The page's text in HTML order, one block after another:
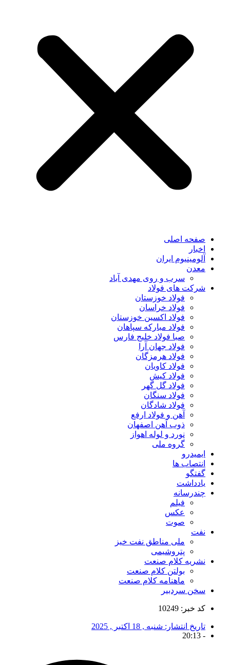
صفحه اصلی
اخبار
آلومینیوم ایران
معدن
سرب و روی مهدی آباد
شرکت های فولاد
فولاد خوزستان
فولاد خراسان
فولاد اکسین خوزستان
فولاد مبارکه سپاهان
صبا فولاد خلیج فارس
فولاد جهان آرا
فولاد هرمزگان
فولاد کاویان
فولاد کیش
فولاد گل گهر
فولاد سنگان
فولاد شادگان
آهن و فولاد ارفع
ذوب آهن اصفهان
نورد و لوله اهواز
گروه ملی
ایمیدرو
انتصاب ها
گفتگو
یادداشت
چندرسانه
فیلم
عکس
صوت
نفت
ملی مناطق نفت خیز
پتروشیمی
نشریه کلام صنعت
بولتن کلام صنعت
ماهنامه کلام صنعت
سخن سردبیر
کد خبر: 10249
تاریخ انتشار: شنبه , 18 اکتبر , 2025
-
20:13